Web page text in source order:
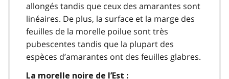
allongés tandis que ceux des amarantes sont
linéaires. De plus, la surface et la marge des
feuilles de la morelle poilue sont très
pubescentes tandis que la plupart des
espèces d’amarantes ont des feuilles glabres.
La morelle noire de l’Est :